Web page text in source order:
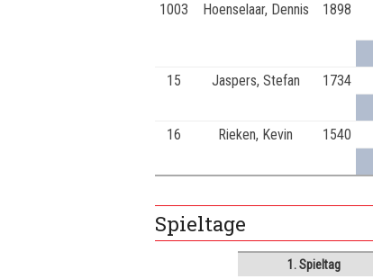
1003
Hoenselaar, Dennis 1898
15
Jaspers, Stefan 1734
16
Rieken, Kevin 1540
Spieltage
1. Spieltag